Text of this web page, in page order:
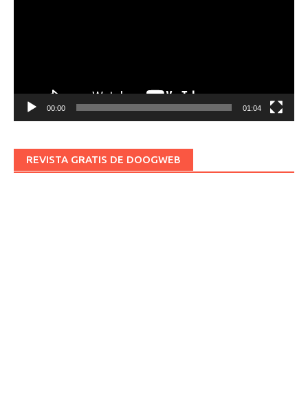
00:00 01:04
REVISTA GRATIS DE DOOGWEB